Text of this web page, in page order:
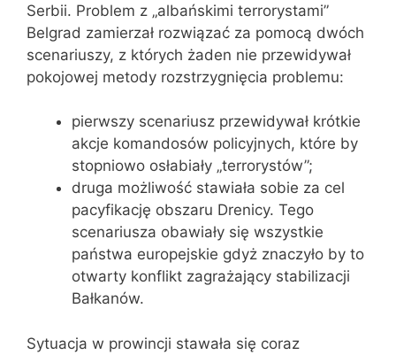
Serbii. Problem z „albańskimi terrorystami”
Belgrad zamierzał rozwiązać za pomocą dwóch
scenariuszy, z których żaden nie przewidywał
pokojowej metody rozstrzygnięcia problemu:
pierwszy scenariusz przewidywał krótkie
akcje komandosów policyjnych, które by
stopniowo osłabiały „terrorystów”;
druga możliwość stawiała sobie za cel
pacyfikację obszaru Drenicy. Tego
scenariusza obawiały się wszystkie
państwa europejskie gdyż znaczyło by to
otwarty konflikt zagrażający stabilizacji
Bałkanów.
Sytuacja w prowincji stawała się coraz